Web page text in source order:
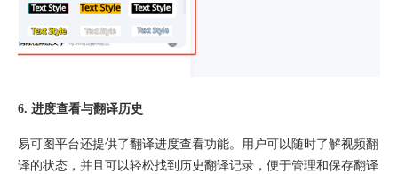
6. 进度查看与翻译历史
易可图平台还提供了翻译进度查看功能。用户可以随时了解视频翻
译的状态，并且可以轻松找到历史翻译记录，便于管理和保存翻译